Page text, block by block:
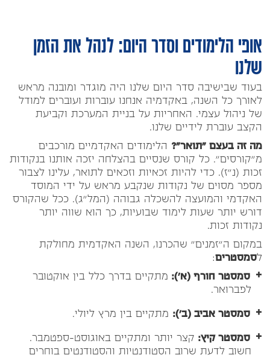
אופי הלימודים וסדר היום: לנהל את הזמן
שלנו
בעוד שבישיבה סדר היום שלנו היה מוגדר ומובנה מראש
לאורך כל השנה, באקדמיה אנחנו עוברות ועוברים למודל
של ניהול עצמי. האחריות על בניית המערכת וקביעת
הקצב עוברת לידיים שלנו.
מה זה בעצם "תואר"? הלימודים האקדמיים מורכבים
מ"קורסים". כל קורס שנסיים בהצלחה יזכה אותנו בנקודות
זכות (נ"ז). כדי להיות זכאיות וזכאים לתואר, עלינו לצבור
מספר מסוים של נקודות שנקבע מראש על ידי המוסד
האקדמי והמועצה להשכלה גבוהה (המל"ג). ככל שהקורס
דורש יותר שעות לימוד שבועיות, כך הוא שווה יותר
נקודות זכות.
במקום ה"זמנים" שהכרנו, השנה האקדמית מחולקת
לסמסטרים:
סמסטר חורף (א'): מתקיים בדרך כלל בין אוקטובר
לפברואר.
סמסטר אביב (ב'): מתקיים בין מרץ ליולי.
סמסטר קיץ: קצר יותר ומתקיים באוגוסט-ספטמבר.
חשוב לדעת שרוב הסטודנטיות והסטודנטים בוחרים